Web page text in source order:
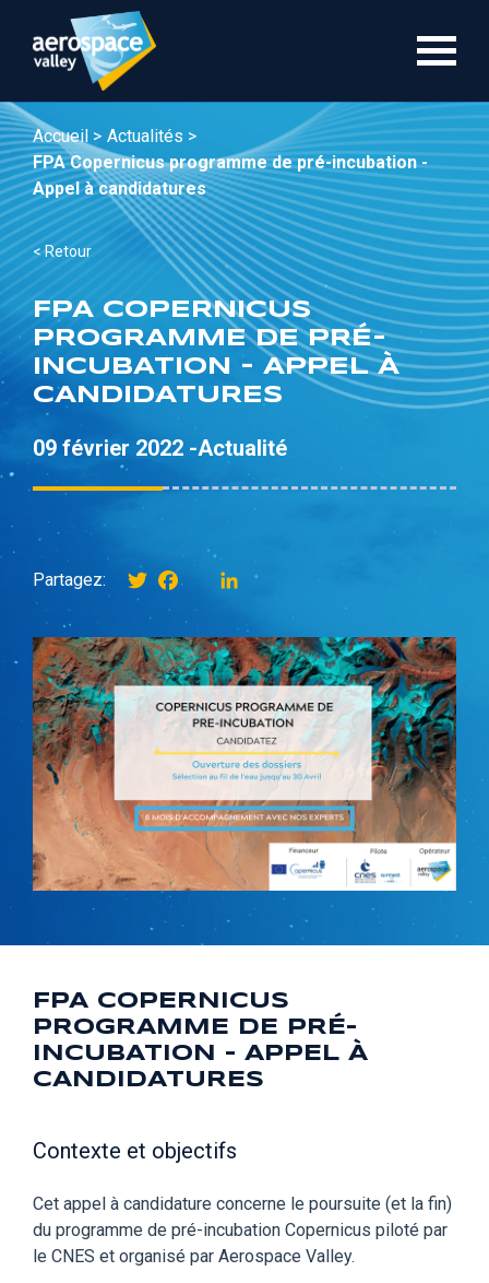
contenu
Accueil > Actualités >
FPA Copernicus programme de pré-incubation -
Appel à candidatures
< Retour
FPA COPERNICUS
PROGRAMME DE PRÉ-
INCUBATION - APPEL À
CANDIDATURES
09 février 2022 -Actualité
Partagez: TwitterFacebook
instagramLinkedIn
FPA COPERNICUS
PROGRAMME DE PRÉ-
INCUBATION - APPEL À
CANDIDATURES
Contexte et objectifs
Cet appel à candidature concerne le poursuite (et la fin)
du programme de pré-incubation Copernicus piloté par
le CNES et organisé par Aerospace Valley.